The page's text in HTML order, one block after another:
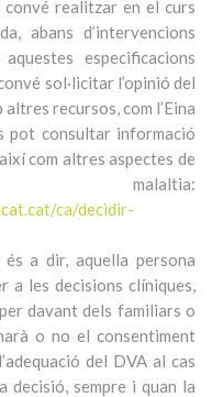
convé realitzar en el curs
abans d’intervencions
especificacions
sol·licitar l’opinió del
recursos, com l’Eina
pot consultar informació
com altres aspectes de
ca/decidir-
és a dir, aquella persona
a les decisions clíniques,
davant dels familiars o
o no el consentiment
del DVA al cas
decisió, sempre i quan la